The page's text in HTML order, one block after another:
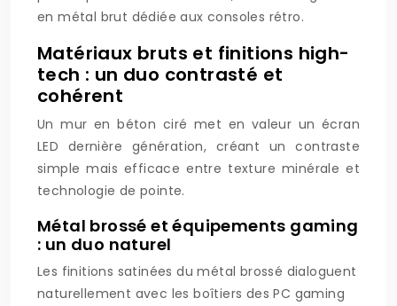
en métal brut dédiée aux consoles rétro.
Matériaux bruts et finitions high-
tech : un duo contrasté et
cohérent
Un mur en béton ciré met en valeur un écran
LED dernière génération, créant un contraste
simple mais efficace entre texture minérale et
technologie de pointe.
Métal brossé et équipements gaming
: un duo naturel
Les finitions satinées du métal brossé dialoguent
naturellement avec les boîtiers des PC gaming